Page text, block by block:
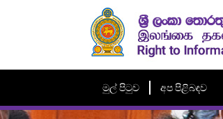
මුල් පිටුව අප පිළිබඳව